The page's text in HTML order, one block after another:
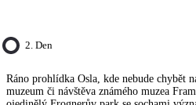
2. Den
Ráno prohlídka Osla, kde nebude chybět
muzeum či návštěva známého muzea